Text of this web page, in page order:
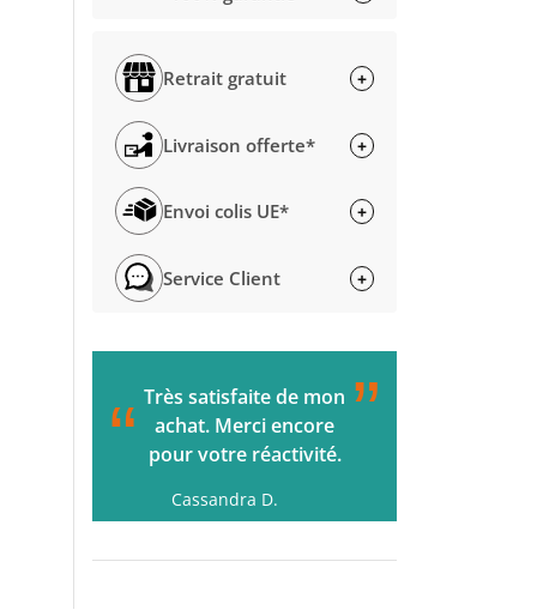
Retrait gratuit +
Livraison offerte* +
Envoi colis UE* +
Service Client +
“
C'était parfait de la
commande à la
livraison. Je
recommande !
Gérard H.
”